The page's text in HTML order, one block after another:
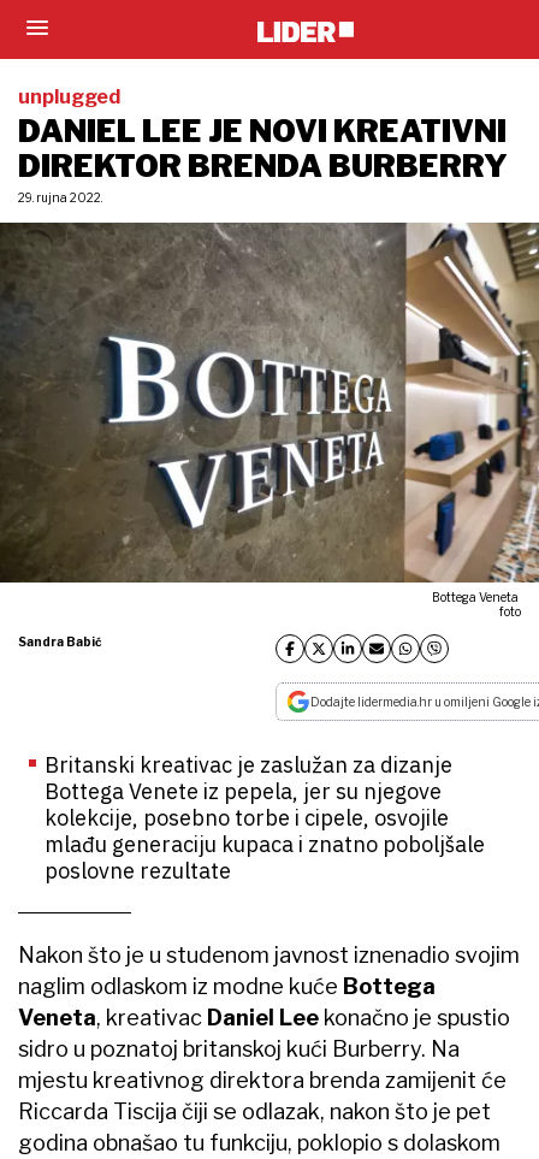
unplugged
DANIEL LEE JE NOVI KREATIVNI
DIREKTOR BRENDA BURBERRY
29. rujna 2022.
Bottega Veneta
foto
Sandra Babić
Dodajte lidermedia.hr u omiljeni Google
Britanski kreativac je zaslužan za dizanje
Bottega Venete iz pepela, jer su njegove
kolekcije, posebno torbe i cipele, osvojile
mlađu generaciju kupaca i znatno poboljšale
poslovne rezultate
Nakon što je u studenom javnost iznenadio svojim
naglim odlaskom iz modne kuće Bottega
Veneta, kreativac Daniel Lee konačno je spustio
sidro u poznatoj britanskoj kući Burberry. Na
mjestu kreativnog direktora brenda zamijenit će
Riccarda Tiscija čiji se odlazak, nakon što je pet
godina obnašao tu funkciju, poklopio s dolaskom